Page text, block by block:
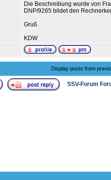
Die Beschreibung wurde von
DNP/9265 bildet den
Gruß
KDW
Display posts from
SSV-Forum